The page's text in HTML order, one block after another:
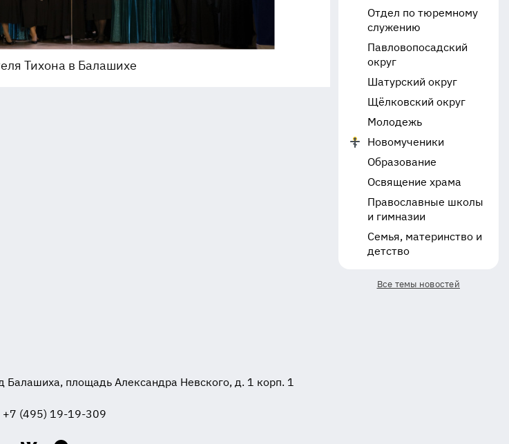
Тихона в Балашихе
Отдел по тюремному
служению
Павловопосадский
округ
Шатурский округ
Щёлковский округ
Молодежь
Новомученики
Образование
Освящение храма
Православные школы
и гимназии
Семья, материнство и
детство
Все темы новостей
Балашиха, площадь Александра Невского, д. 1 корп. 1
+7 (495) 19-19-309